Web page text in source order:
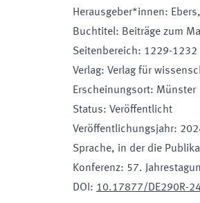
Herausgeber*innen:
Buchtitel: Beiträge zum
Seitenbereich: 1229-1232
Verlag: Verlag für
Erscheinungsort: Münster
Status: Veröffentlicht
Veröffentlichungsjahr:
Sprache, in der die
Konferenz: 57.
DOI : 10.17877/DE290R-